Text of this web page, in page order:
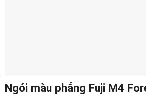
Ngói màu phẳng Fuji M4